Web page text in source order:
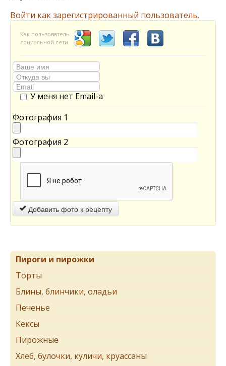
Войти как зарегистрированный пользователь.
Как пользователь
социальной сети
У меня нет Email-а
Фотография 1
Фотография 2
Добавить фото к рецепту
Пироги и пирожки
Торты
Блины, блинчики, оладьи
Печенье
Кексы
Пирожные
Хлеб, булочки, куличи, круассаны